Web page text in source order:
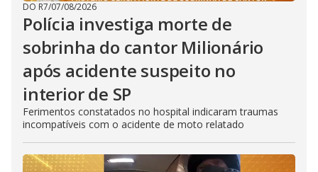
DO R7/07/08/2026
Polícia investiga morte de
sobrinha do cantor Milionário
após acidente suspeito no
interior de SP
Ferimentos constatados no hospital indicaram traumas
incompatíveis com o acidente de moto relatado